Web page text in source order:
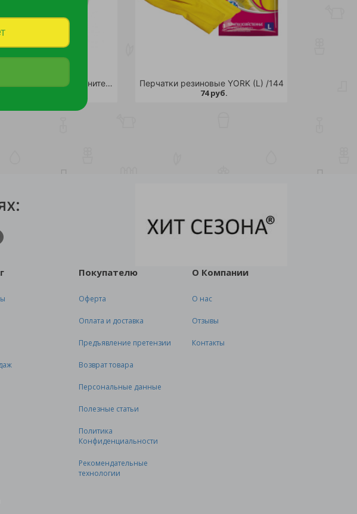
Перчатки трикотажные х/б 5 нитей (10 класс) с ПВХ 1 пара /10/200 Перчатки резиновые YORK (L) /144
74 руб.
Покупателю
Оферта
Оплата и доставка
Предъявление претензии
Возврат товара
Персональные данные
Полезные статьи
Политика
Конфиденциальности
Рекомендательные
технологии
О Компании
О нас
Отзывы
Контакты